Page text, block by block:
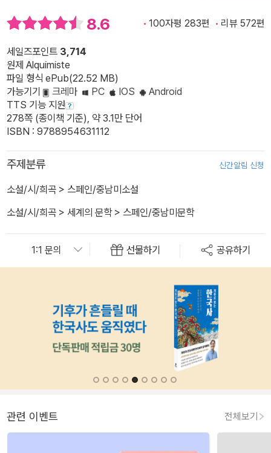
8.6 100자평 283편 리뷰 572편
세일즈포인트 3,714
원제 Alquimiste
파일 형식 ePub(22.52 MB)
가능기기
크레마 PC IOS
Android
TTS 기능 지원
278쪽 (종이책 기준), 약 3.1만 단어
ISBN : 9788954631112
주제분류 신간알림 신청
소설/시/희곡 > 스페인/중남미소설
소설/시/희곡 > 세계의 문학> 스페인/중남미문학
선물하기 공유하기
관련 이벤트 전체보기